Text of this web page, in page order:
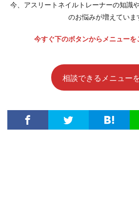
今、アスリートネイルトレーナーの知識
のお悩みが増えていま
今すぐ下のボタンからメニューを
相談できるメニュー